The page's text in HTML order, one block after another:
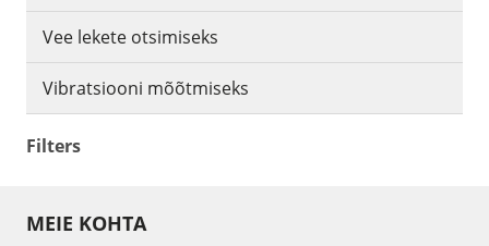
Vee lekete otsimiseks
Vibratsiooni mõõtmiseks
Filters
MEIE KOHTA